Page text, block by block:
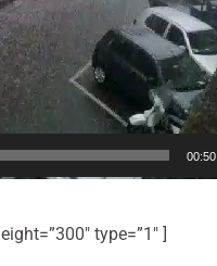
00:50
type=”1″ ]